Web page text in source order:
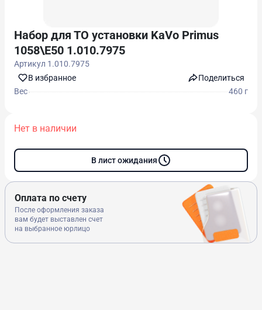
Набор для ТО установки KaVo Primus
1058\Е50 1.010.7975
Артикул 1.010.7975
В избранноe
Поделиться
Вес
460 г
Нет в наличии
В лист ожидания
Оплата по счету
После оформления заказа
вам будет выставлен счет
на выбранное юрлицо